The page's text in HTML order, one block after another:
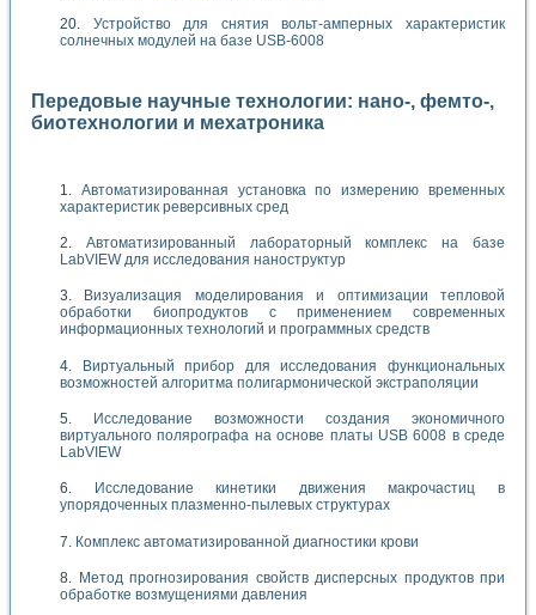
Устройство для снятия вольт-амперных характеристик
солнечных модулей на базе USB-6008
Передовые научные технологии: нано-, фемто-,
биотехнологии и мехатроника
Автоматизированная установка по измерению временных
характеристик реверсивных сред
Автоматизированный лабораторный комплекс на базе
LabVIEW для исследования наноструктур
Визуализация моделирования и оптимизации тепловой
обработки биопродуктов с применением современных
информационных технологий и программных средств
Виртуальный прибор для исследования функциональных
возможностей алгоритма полигармонической экстраполяции
Исследование возможности создания экономичного
виртуального полярографа на основе платы USB 6008 в среде
LabVIEW
Исследование кинетики движения макрочастиц в
упорядоченных плазменно-пылевых структурах
Комплекс автоматизированной диагностики крови
Метод прогнозирования свойств дисперсных продуктов при
обработке возмущениями давления